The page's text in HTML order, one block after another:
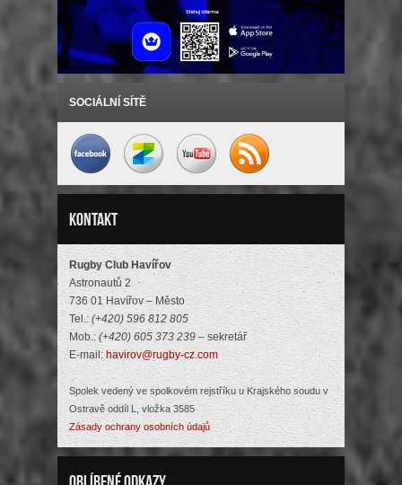
SOCIÁLNÍ SÍTĚ
Kontakt
Rugby Club Havířov
Astronautů 2
736 01 Havířov – Město
Tel.:(+420) 596 812 805
Mob.: (+420) 605 373 239 – sekretář
E-mail: havirov@rugby-cz.com
Spolek vedený ve spolkovém rejstříku u Krajského soudu v
Ostravě oddíl L, vložka 3585
Zásady ochrany osobních údajů